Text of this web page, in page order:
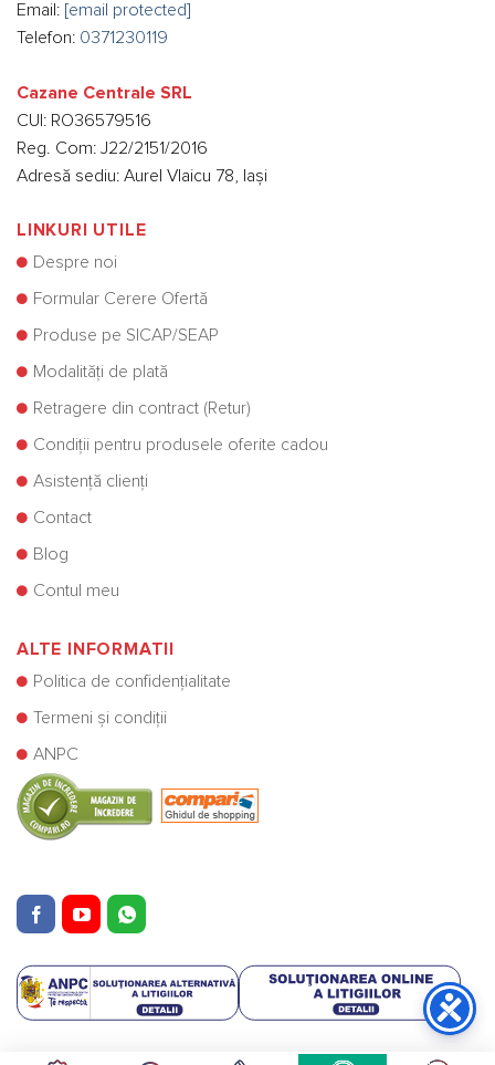
Email: [email protected]
Telefon: 0371230119
Cazane Centrale SRL
CUI: RO36579516
Reg. Com: J22/2151/2016
Adresă sediu: Aurel Vlaicu 78, Iași
LINKURI UTILE
Despre noi
Formular Cerere Ofertă
Produse pe SICAP/SEAP
Modalități de plată
Retragere din contract (Retur)
Condiții pentru produsele oferite cadou
Asistență clienți
Contact
Blog
Contul meu
ALTE INFORMATII
Politica de confidențialitate
Termeni și condiții
ANPC